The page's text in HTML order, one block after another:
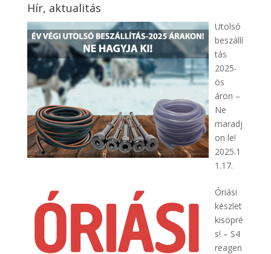
Hír, aktualitás
Utolsó
beszállí
tás
2025-
ös
áron –
Ne
maradj
on le!
2025.1
1.17.
Óriási
készlet
kisöpré
s! – S4
reagen